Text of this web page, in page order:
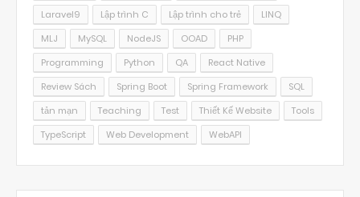
Laravel9
Lập trình C Lập trình cho trẻ
LINQ
MLJ
MySQL NodeJS OOAD
PHP
Programming
Python QA
React Native
Review Sách
Spring Boot Spring Framework
SQL
tản mạn
Teaching Test Thiết Kế Website
Tools
TypeScript
Web Development WebAPI